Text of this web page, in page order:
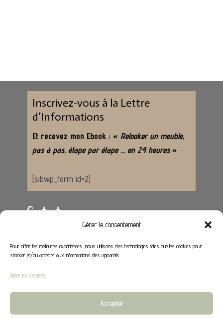
Gérer le consentement
Pour offrir les meilleures expériences, nous utilisons des technologies telles que les cookies pour
stocker et/ou accéder aux informations des appareils.
Gérer les services
Accepter
Inscrivez-vous à la Lettre
d’Informations
Et recevez mon Ebook : « Relooker un meuble,
pas à pas, étape par étape … en 24 heures »
[sibwp_form id=2]
Contact
contact@stephaniedeco.fr
Liens utiles